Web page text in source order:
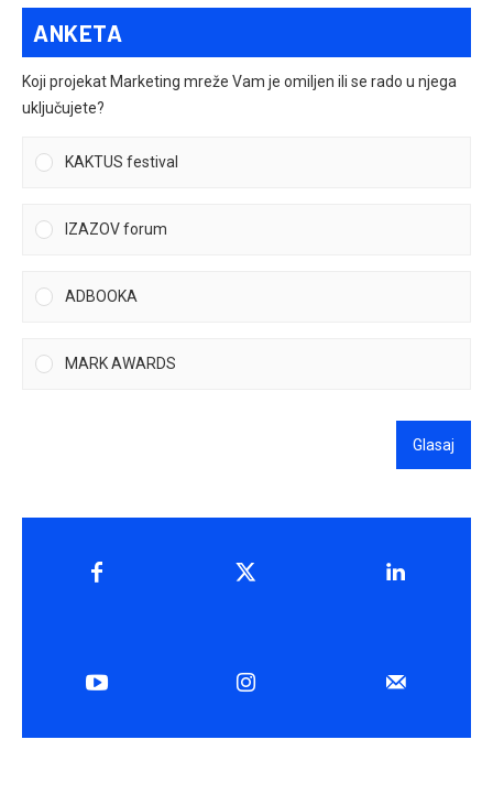
ANKETA
Koji projekat Marketing mreže Vam je omiljen ili se rado u njega
uključujete?
KAKTUS festival
IZAZOV forum
ADBOOKA
MARK AWARDS
Glasaj